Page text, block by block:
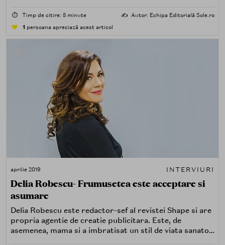
creat o conexiune. Asa s-a intamplat in cazul Octaviei
Geamanu. Prezentatoarea Observatorului de la Antena
succes si o familie minunata, alaturi de Marian Ionescu
si de fiul lor, Andrei. Insa ne-am concentrat pe teme de
beauty&style pentru ca toata lumea are, uneori, nevoie
de o pauza de la ritmul cotidian. Enjoy!
⏱️ Timp de citire: 8 minute ✍️ Autor: Echipa Editorială Sole.ro
1 persoana apreciază acest articol
aprilie 2019 INTERVIURI
Delia Robescu- Frumusetea este acceptare si
asumare
Delia Robescu este redactor-sef al revistei Shape si are
propria agentie de creatie publicitara. Este, de
asemenea, mama si a imbratisat un stil de viata sanatos